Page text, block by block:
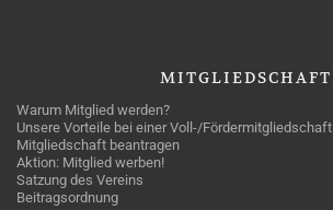
MITGLIEDSCHAFT
Warum Mitglied werden?
Unsere Vorteile bei einer Voll-/Fördermitgliedschaft
Mitgliedschaft beantragen
Aktion: Mitglied werben!
Satzung des Vereins
Beitragsordnung